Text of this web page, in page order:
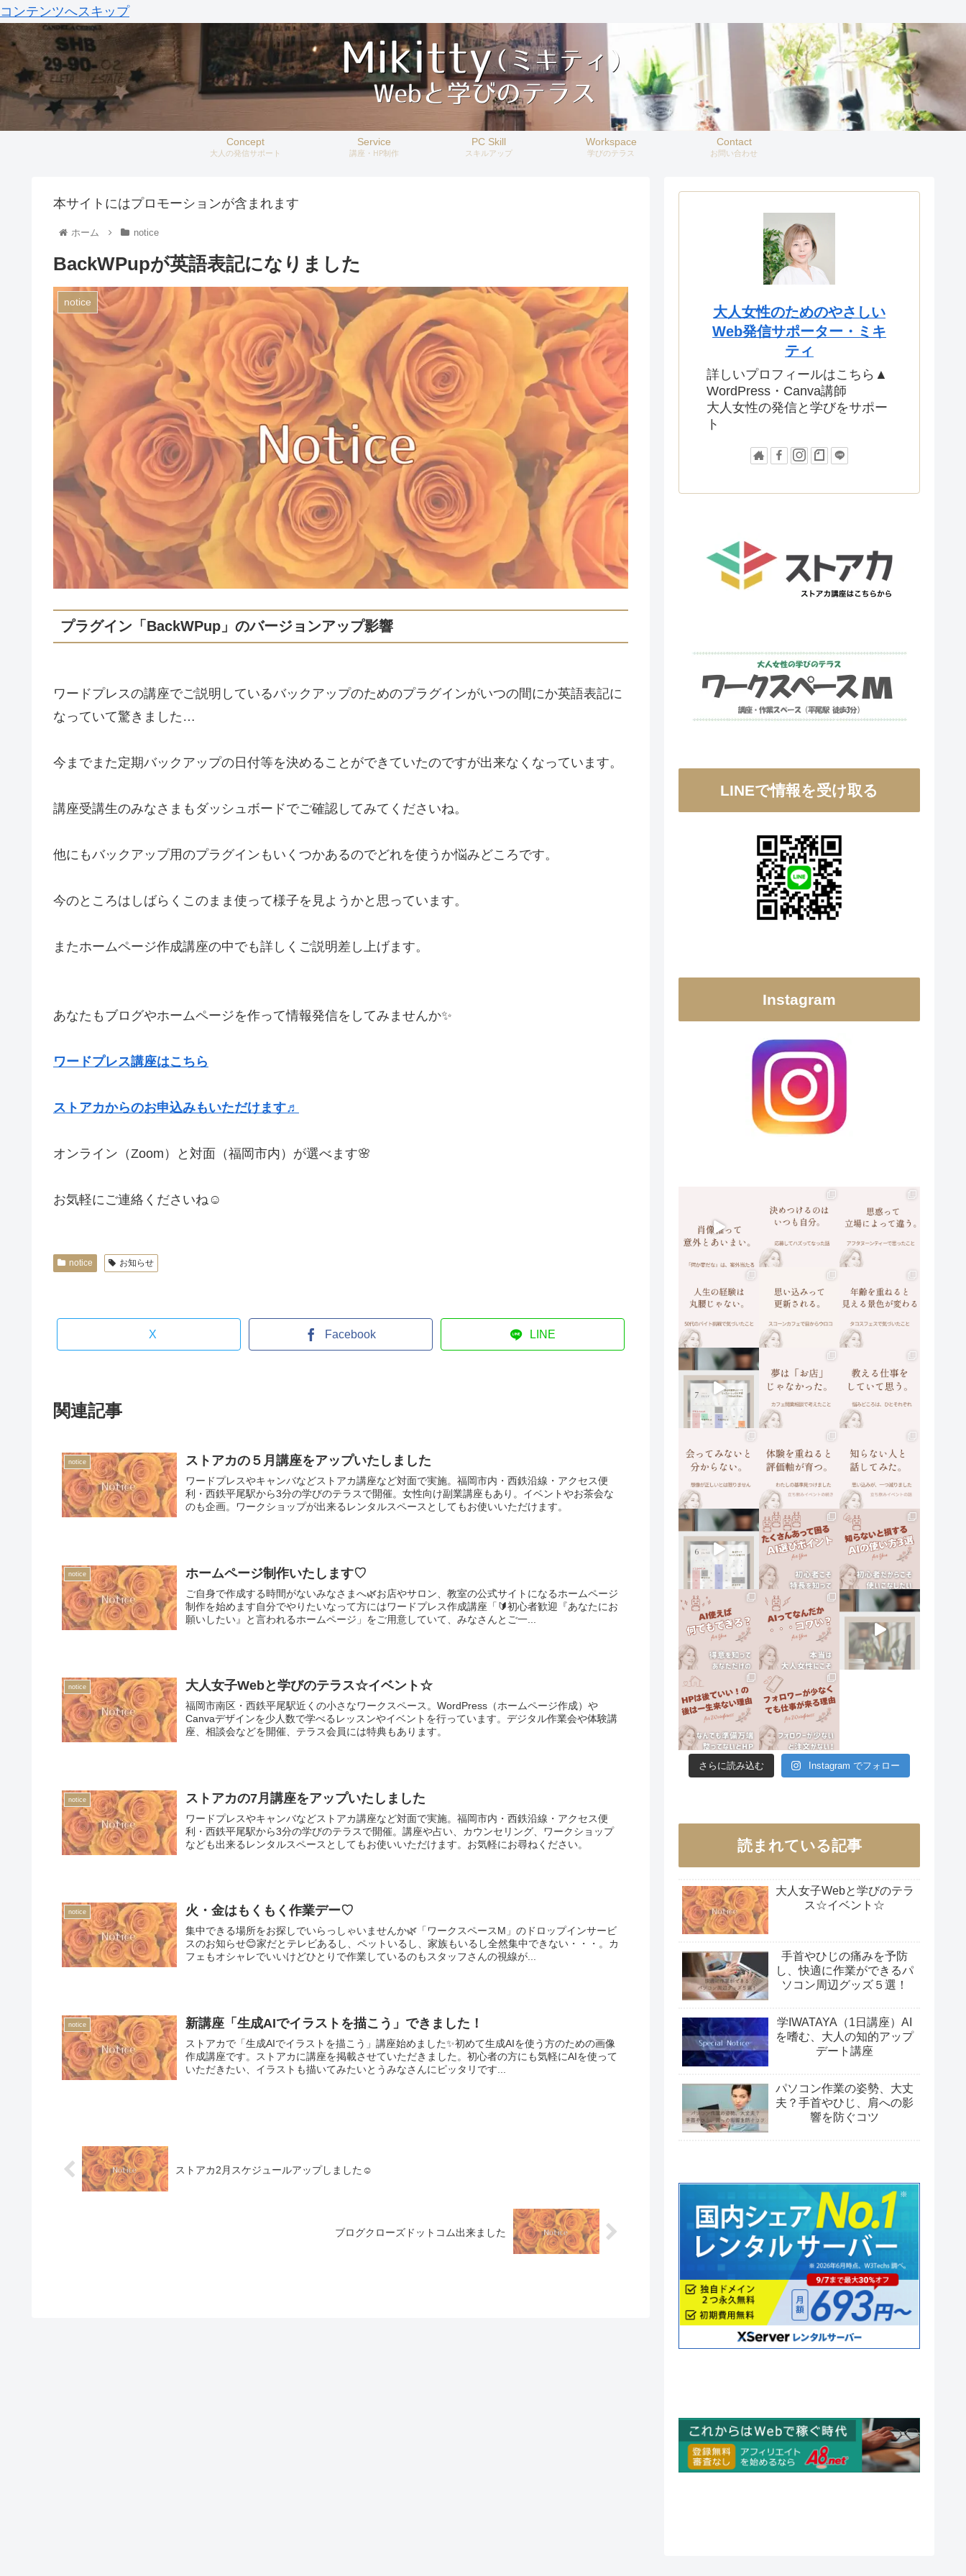
コンテンツへスキップ
Concept
大人の発信サポート
Service
講座・HP制作
PC Skill
スキルアップ
Workspace
学びのテラス
Contact
お問い合わせ
本サイトにはプロモーションが含まれます
ホーム notice
BackWPupが英語表記になりました
notice
プラグイン「BackWPup」のバージョンアップ影響
ワードプレスの講座でご説明しているバックアップのためのプラグインがいつの間にか英語表記に
なっていて驚きました…
今までまた定期バックアップの日付等を決めることができていたのですが出来なくなっています。
講座受講生のみなさまもダッシュボードでご確認してみてくださいね。
他にもバックアップ用のプラグインもいくつかあるのでどれを使うか悩みどころです。
今のところはしばらくこのまま使って様子を見ようかと思っています。
またホームページ作成講座の中でも詳しくご説明差し上げます。
あなたもブログやホームページを作って情報発信をしてみませんか✨
ワードプレス講座はこちら
ストアカからのお申込みもいただけます♬
オンライン（Zoom）と対面（福岡市内）が選べます🌸
お気軽にご連絡くださいね☺
notice お知らせ
X Facebook LINE
関連記事
notice ストアカの５月講座をアップいたしました
ワードプレスやキャンバなどストアカ講座など対面で実施。福岡市内・西鉄沿線・アクセス便
利・西鉄平尾駅から3分の学びのテラスで開催。女性向け副業講座もあり。イベントやお茶会な
のも企画。ワークショップが出来るレンタルスペースとしてもお使いいただけます。
notice ホームページ制作いたします♡
ご自身で作成する時間がないみなさまへ🌿お店やサロン、教室の公式サイトになるホームページ
制作を始めます自分でやりたいなって方にはワードプレス作成講座「🔰初心者歓迎『あなたにお
願いしたい』と言われるホームページ」をご用意していて、みなさんとご一...
notice 大人女子Webと学びのテラス☆イベント☆
福岡市南区・西鉄平尾駅近くの小さなワークスペース。WordPress（ホームページ作成）や
Canvaデザインを少人数で学べるレッスンやイベントを行っています。デジタル作業会や体験講
座、相談会などを開催、テラス会員には特典もあります。
notice ストアカの7月講座をアップいたしました
ワードプレスやキャンバなどストアカ講座など対面で実施。福岡市内・西鉄沿線・アクセス便
利・西鉄平尾駅から3分の学びのテラスで開催。講座や占い、カウンセリング、ワークショップ
なども出来るレンタルスペースとしてもお使いいただけます。お気軽にお尋ねください。
notice 火・金はもくもく作業デー♡
集中できる場所をお探しでいらっしゃいませんか🌿「ワークスペースM」のドロップインサービ
スのお知らせ😊家だとテレビあるし、ペットいるし、家族もいるし全然集中できない・・・。カ
フェもオシャレでいいけどひとりで作業しているのもスタッフさんの視線が...
notice 新講座「生成AIでイラストを描こう」できました！
ストアカで「生成AIでイラストを描こう」講座始めました✨初めて生成AIを使う方のための画像
作成講座です。ストアカに講座を掲載させていただきました。初心者の方にも気軽にAIを使って
いただきたい、イラストも描いてみたいとうみなさんにピッタリです...
ストアカ2月スケジュールアップしました☺
ブログクローズドットコム出来ました
大人女性のためのやさしい
Web発信サポーター・ミキ
ティ
詳しいプロフィールはこちら▲
WordPress・Canva講師
大人女性の発信と学びをサポー
ト
LINEで情報を受け取る
Instagram
さらに読み込む Instagram でフォロー
読まれている記事
大人女子Webと学びのテラ
ス☆イベント☆
手首やひじの痛みを予防
し、快適に作業ができるパ
ソコン周辺グッズ５選！
学IWATAYA（1日講座）AI
を嗜む、大人の知的アップ
デート講座
パソコン作業の姿勢、大丈
夫？手首やひじ、肩への影
響を防ぐコツ